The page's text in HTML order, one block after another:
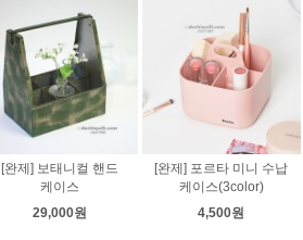
[완제] 보태니컬 핸드
케이스
29,000원
[완제] 포르타 미니 수납
케이스(3color)
4,500원